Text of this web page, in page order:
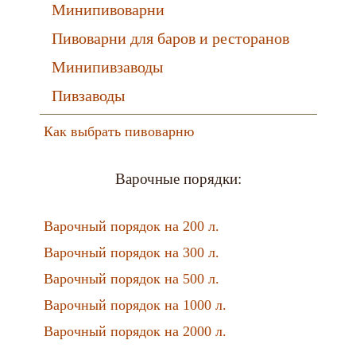
Минипивоварни
Пивоварни для баров и ресторанов
Минипивзаводы
Пивзаводы
Как выбрать пивоварню
Варочные порядки:
Варочный порядок на 200 л.
Варочный порядок на 300 л.
Варочный порядок на 500 л.
Варочный порядок на 1000 л.
Варочный порядок на 2000 л.